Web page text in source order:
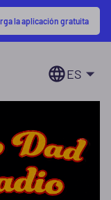
la aplicación gratuita
ES